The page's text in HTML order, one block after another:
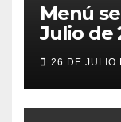
Menú
Julio de
26 DE JULIO